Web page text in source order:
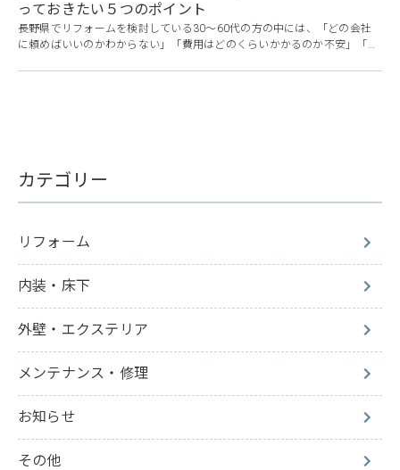
っておきたい５つのポイント
長野県でリフォームを検討している30〜60代の方の中には、「どの会社
に頼めばいいのかわからない」「費用はどのくらいかかるのか不安」「地
カテゴリー
リフォーム
内装・床下
外壁・エクステリア
メンテナンス・修理
お知らせ
その他